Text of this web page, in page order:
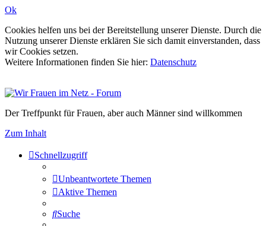
Ok
Cookies helfen uns bei der Bereitstellung unserer Dienste. Durch die
Nutzung unserer Dienste erklären Sie sich damit einverstanden, dass
wir Cookies setzen.
Weitere Informationen finden Sie hier: Datenschutz
Der Treffpunkt für Frauen, aber auch Männer sind willkommen
Zum Inhalt
Schnellzugriff
Unbeantwortete Themen
Aktive Themen
Suche